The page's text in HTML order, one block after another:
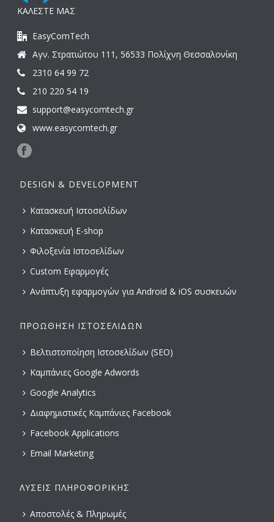
ΚΑΛΕΣΤΕ ΜΑΣ
EasyComTech
Αγν. Στρατιώτου 111, 56533 Πολίχνη Θεσσαλονίκη
2310 64 99 72
210 220 54 19
support@easycomtech.gr
www.easycomtech.gr
DESIGN & DEVELOPMENT
Κατασκευή Ιστοσελίδων
Κατασκευή E-shop
Φιλοξενία Ιστοσελίδων
Custom Εφαρμογές
Ανάπτυξη εφαρμογών για Android & iOS συσκευών
ΠΡΟΏΘΗΣΗ ΙΣΤΟΣΕΛΊΔΩΝ
Βελτιστοποίηση Ιστοσελίδων (SEO)
Καμπάνιες Google Adwords
Google Analytics
Διαφημιστικές Καμπάνιες Facebook
Facebook Applications
Email Marketing
ΛΎΣΕΙΣ ΠΛΗΡΟΦΟΡΙΚΉΣ
Αποστολές & Πληρωμές